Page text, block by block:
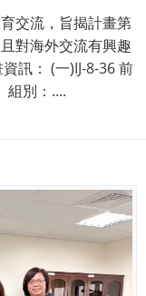
交流，旨揭計畫第
對海外交流有興趣
訊： (一)IJ-8-36 前
組別：....